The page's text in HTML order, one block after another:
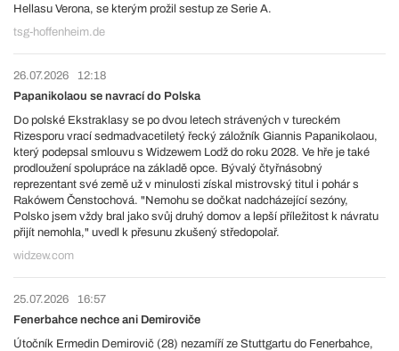
Hellasu Verona, se kterým prožil sestup ze Serie A.
tsg-hoffenheim.de
26.07.2026
12:18
Papanikolaou se navrací do Polska
Do polské Ekstraklasy se po dvou letech strávených v tureckém
Rizesporu vrací sedmadvacetiletý řecký záložník Giannis Papanikolaou,
který podepsal smlouvu s Widzewem Lodž do roku 2028. Ve hře je také
prodloužení spolupráce na základě opce. Bývalý čtyřnásobný
reprezentant své země už v minulosti získal mistrovský titul i pohár s
Rakówem Čenstochová. "Nemohu se dočkat nadcházející sezóny,
Polsko jsem vždy bral jako svůj druhý domov a lepší příležitost k návratu
přijít nemohla," uvedl k přesunu zkušený středopolař.
widzew.com
25.07.2026
16:57
Fenerbahce nechce ani Demiroviče
Útočník Ermedin Demirovič (28) nezamíří ze Stuttgartu do Fenerbahce,